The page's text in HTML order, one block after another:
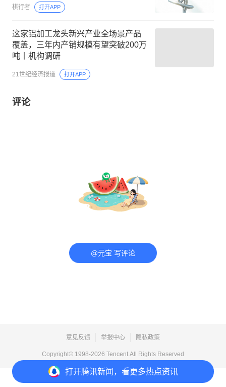
打开腾讯新闻，看更多热点资讯
棋行者 打开APP
这家铝加工龙头新兴产业全场景产品
覆盖，三年内产销规模有望突破200万
吨丨机构调研
21世纪经济报道 打开APP
评论
@元宝 写评论
意见反馈 举报中心 隐私政策
Copyright© 1998-2026 Tencent.All Rights Reserved